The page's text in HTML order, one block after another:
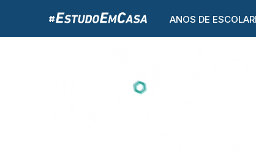
ANOS DE